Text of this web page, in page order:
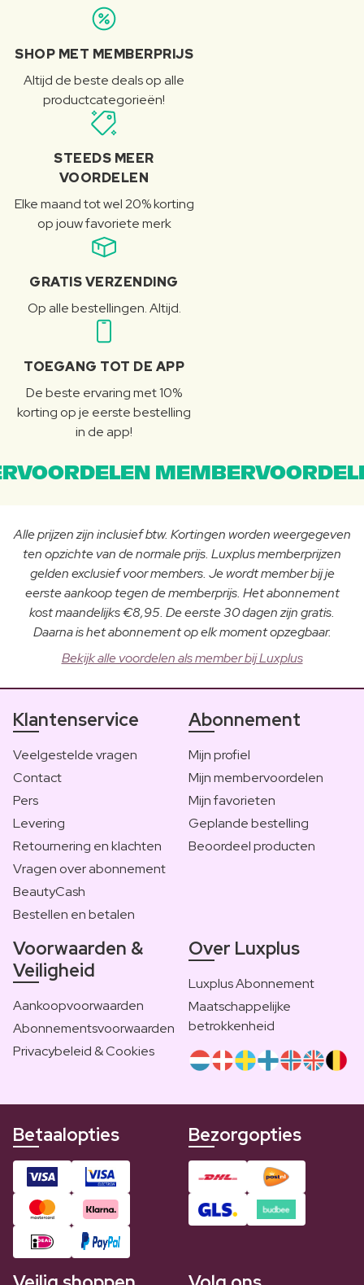
SHOP MET MEMBERPRIJS
Altijd de beste deals op alle
productcategorieën!
STEEDS MEER
VOORDELEN
Elke maand tot wel 20% korting
op jouw favoriete merk
GRATIS VERZENDING
Op alle bestellingen. Altijd.
TOEGANG TOT DE APP
De beste ervaring met 10%
korting op je eerste bestelling
in de app!
Alle prijzen zijn inclusief btw. Kortingen worden weergegeven
ten opzichte van de normale prijs. Luxplus memberprijzen
gelden exclusief voor members. Je wordt member bij je
eerste aankoop tegen de memberprijs. Het abonnement
kost maandelijks €8,95. De eerste 30 dagen zijn gratis.
Daarna is het abonnement op elk moment opzegbaar.
Bekijk alle voordelen als member bij Luxplus
Klantenservice
Veelgestelde vragen
Contact
Pers
Levering
Retournering en klachten
Vragen over abonnement
BeautyCash
Bestellen en betalen
Abonnement
Mijn profiel
Mijn membervoordelen
Mijn favorieten
Geplande bestelling
Beoordeel producten
Voorwaarden &
Veiligheid
Aankoopvoorwaarden
Abonnementsvoorwaarden
Privacybeleid & Cookies
Over Luxplus
Luxplus Abonnement
Maatschappelijke
betrokkenheid
Betaalopties Bezorgopties